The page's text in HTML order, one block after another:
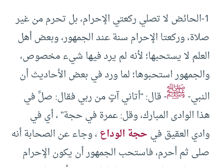
1-الحائض لا تصلي ركعتي الإحرام، بل تحرم من غير
صلاة، وركعتا الإحرام سنة عند الجمهور، وبعض أهل
العلم لا يستحبها؛ لأنه لم يرد فيها شيء مخصوص،
والجمهور استحبوها؛ لما ورد في بعض الأحاديث أن
النبي-ﷺ- قال: “أتاني آتٍ من ربي فقال: صلِّ في
هذا الوادى المبارك، وقل: عمرة في حجة” ، أي في
وادي العقيق فيحجة الوداع، وجاء عن الصحابة أنه
صلى ثم أحرم، فاستحب الجمهور أن يكون الإحرام